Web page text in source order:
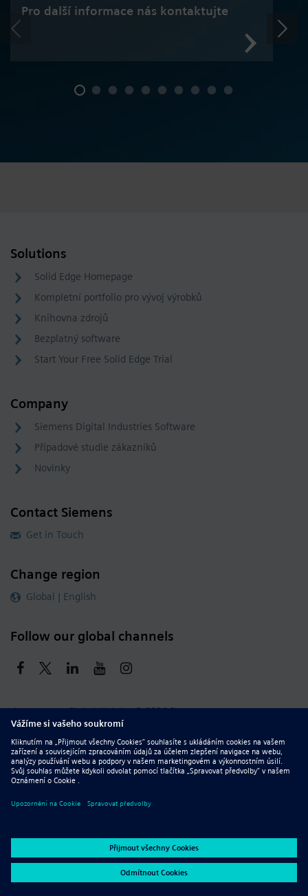
Pro další informace nás kontaktujte
Solutions
Solid Edge Homepage
Kompletní portfolio pro vývoj výrobků
Knihovna zdrojů
Bezplatný software
Start Your Free Solid Edge Trial
Company
Siemens Digital Industries Software
Případové studie zákazníků
Novinky
Contact Siemens
Get in Touch
Change region
Global | English
Follow our global channels
siemens.com Global Website © 2026 Siemens
Whistleblowing
Corporate Information
DMCA
Privacy Notice
Terms of Use
Digital ID Report Piracy